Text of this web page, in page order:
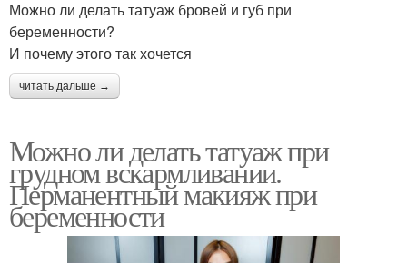
Можно ли делать татуаж бровей и губ при
беременности?
И почему этого так хочется
читать дальше →
Можно ли делать татуаж при
грудном вскармливании.
Перманентный макияж при
беременности